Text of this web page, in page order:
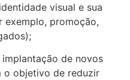
visual e sua
exemplo, promoção,
de novos
o objetivo de reduzir